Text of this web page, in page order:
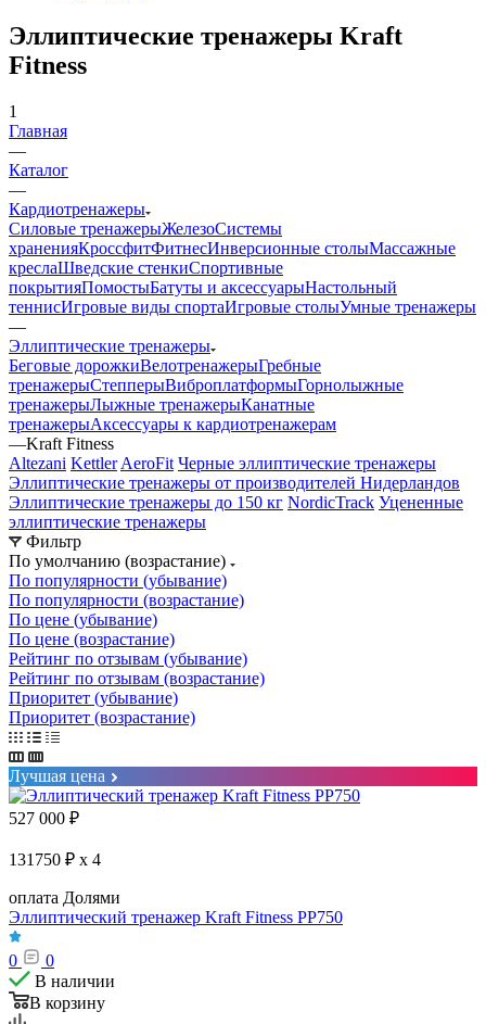
Эллиптические тренажеры Kraft
Fitness
1
Главная
—
Каталог
—
Кардиотренажеры
Силовые тренажерыЖелезоСистемы
храненияКроссфитФитнесИнверсионные столыМассажные
креслаШведские стенкиСпортивные
покрытияПомостыБатуты и аксессуарыНастольный
теннисИгровые виды спортаИгровые столыУмные тренажеры
—
Эллиптические тренажеры
Беговые дорожкиВелотренажерыГребные
тренажерыСтепперыВиброплатформыГорнолыжные
тренажерыЛыжные тренажерыКанатные
тренажерыАксессуары к кардиотренажерам
—Kraft Fitness
Altezani Kettler AeroFit Черные эллиптические тренажеры
Эллиптические тренажеры от производителей Нидерландов
Эллиптические тренажеры до 150 кг NordicTrack Уцененные
эллиптические тренажеры
Фильтр
По умолчанию (возрастание)
По популярности (убывание)
По популярности (возрастание)
По цене (убывание)
По цене (возрастание)
Рейтинг по отзывам (убывание)
Рейтинг по отзывам (возрастание)
Приоритет (убывание)
Приоритет (возрастание)
Лучшая цена
527 000 ₽
131750 ₽ x 4
оплата Долями
Эллиптический тренажер Kraft Fitness PP750
0
0
В наличии
В корзину